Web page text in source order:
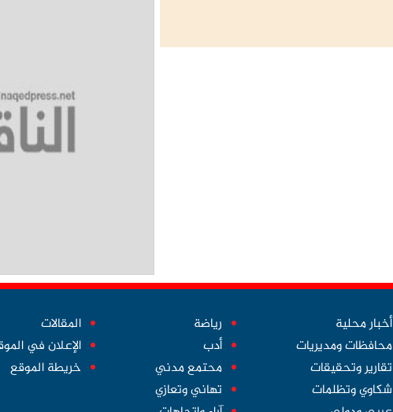
أخبار محلية
محافظات ومديريات
تقارير وتحقيقات
شكاوي وتظلمات
رياضة
أدب
محتمع مدني
تهاني وتعازي
المقالات
الإعلان في
خريطة الموقع